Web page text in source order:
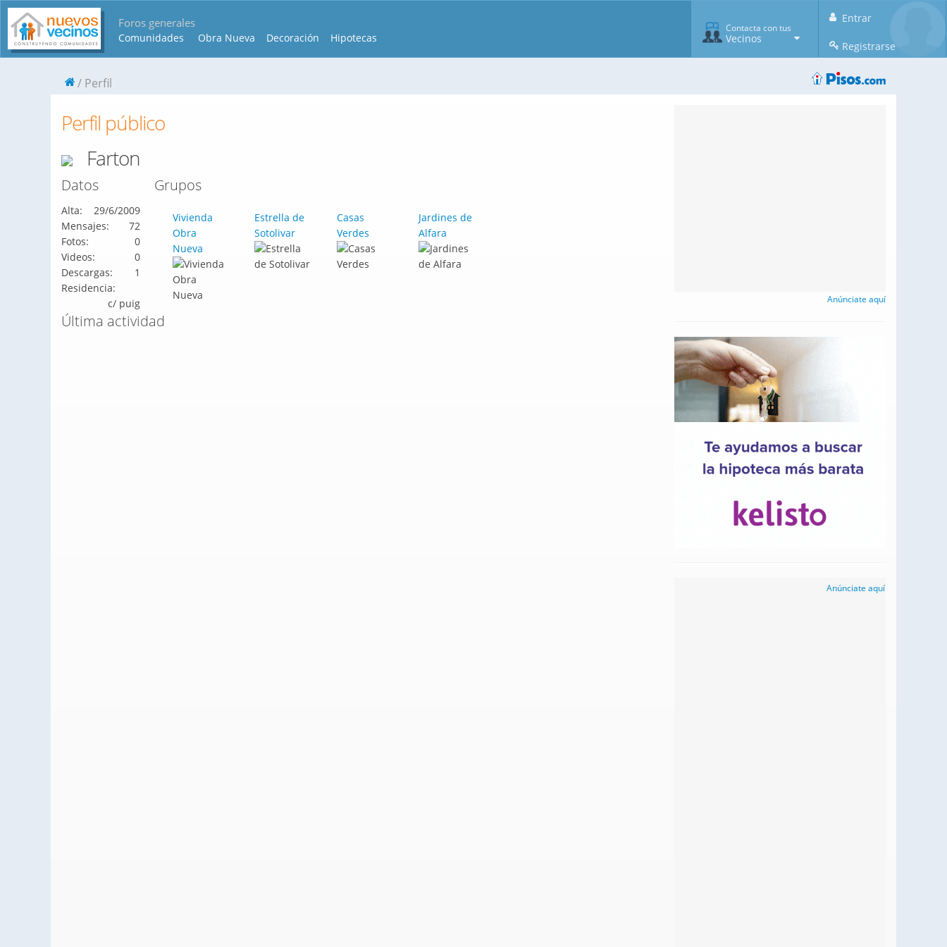
Foros generales
Comunidades Obra Nueva Decoración Hipotecas
Entrar
Registrarse
Contacta con tus
Vecinos
Perfil
Perfil público
Farton
Datos
Alta:
29/6/2009
Mensajes:
72
Fotos:
0
Videos:
0
Descargas:
1
Residencia:
c/ puig
Grupos
Vivienda
Obra
Nueva
Estrella de
Sotolivar
Casas
Verdes
Jardines de
Alfara
Última actividad
Anúnciate aquí
Anúnciate aquí